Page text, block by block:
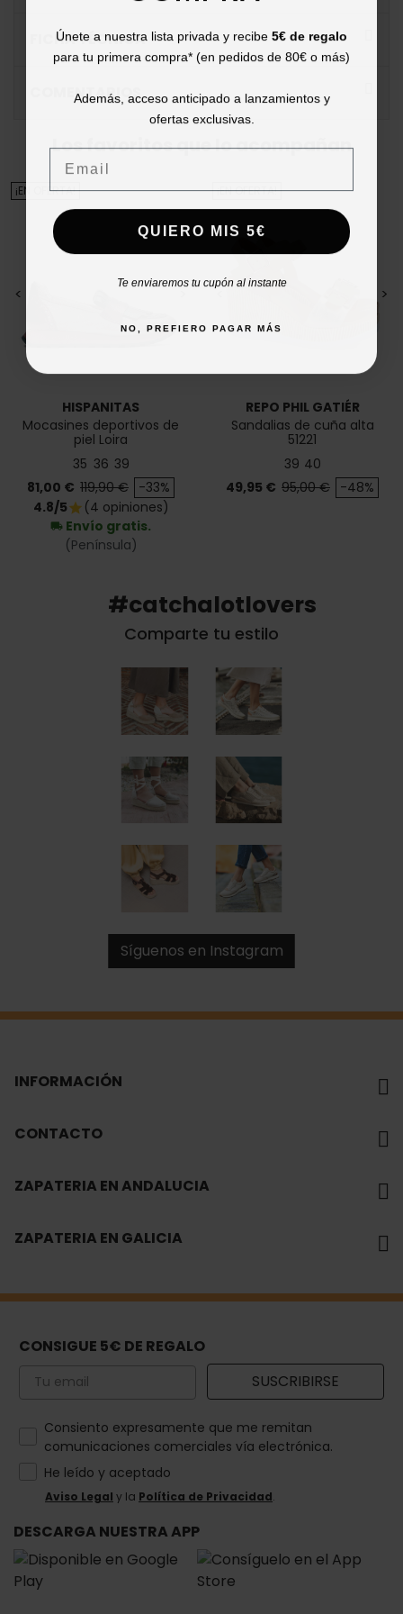
FICHA TÉCNICA
COMENTARIOS
Los favoritos que lo acompañan
< >
HISPANITAS
Mocasines deportivos de
piel Loira
35 36 39
Precio
81,00 € Precio base
119,90 € -33%
¡EN OFERTA!
4.8/5star (4 opiniones)
local_shipping Envío gratis.
(Península)
< >
REPO PHIL GATIÉR
Sandalias de cuña alta
51221
39 40
Precio
49,95 € Precio base
95,00 € -48%
¡EN OFERTA!
#catchalotlovers
Comparte tu estilo
Síguenos en Instagram
INFORMACIÓN
CONTACTO
ZAPATERIA EN ANDALUCIA
ZAPATERIA EN GALICIA
CONSIGUE 5€ DE REGALO
Email SUSCRIBIRSE
How would you like to hear from us?
Consiento expresamente que me remitan
comunicaciones comerciales vía electrónica.
He leído y aceptado
Aviso Legal y la Política de Privacidad.
DESCARGA NUESTRA APP
Únete a nuestra lista privada y recibe 5€ de regalo
para tu primera compra* (en pedidos de 80€ o más)
Además, acceso anticipado a lanzamientos y
ofertas exclusivas.
Email
QUIERO MIS 5€
Te enviaremos tu cupón al instante
NO, PREFIERO PAGAR MÁS